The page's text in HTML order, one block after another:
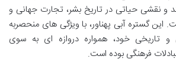
و نقشی حیاتی در تاریخ بشر، تجارت جهانی و
این گستره آبی پهناور، با ویژگی های منحصربه
و تاریخی خود، همواره دروازه ای به سوی
فرهنگی بوده است.